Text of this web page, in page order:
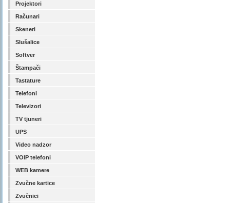
Projektori
Računari
Skeneri
Slušalice
Softver
Štampači
Tastature
Telefoni
Televizori
TV tjuneri
UPS
Video nadzor
VOIP telefoni
WEB kamere
Zvučne kartice
Zvučnici